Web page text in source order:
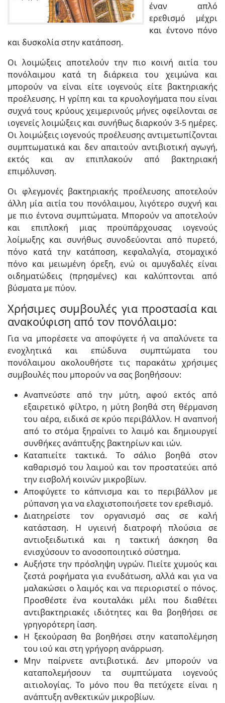
έναν απλό
ερεθισμό μέχρι
και έντονο πόνο
και δυσκολία στην κατάποση.
Οι λοιμώξεις αποτελούν την πιο κοινή αιτία του
πονόλαιμου κατά τη διάρκεια του χειμώνα και
μπορούν να είναι είτε ιογενούς είτε βακτηριακής
προέλευσης. Η γρίπη και τα κρυολογήματα που είναι
συχνά τους κρύους χειμερινούς μήνες οφείλονται σε
ιογενείς λοιμώξεις και συνήθως διαρκούν 3-5 ημέρες.
Οι λοιμώξεις ιογενούς προέλευσης αντιμετωπίζονται
συμπτωματικά και δεν απαιτούν αντιβιοτική αγωγή,
εκτός και αν επιπλακούν από βακτηριακή
επιμόλυνση.
Οι φλεγμονές βακτηριακής προέλευσης αποτελούν
άλλη μία αιτία του πονόλαιμου, λιγότερο συχνή και
με πιο έντονα συμπτώματα. Μπορούν να αποτελούν
και επιπλοκή μιας προϋπάρχουσας ιογενούς
λοίμωξης και συνήθως συνοδεύονται από πυρετό,
πόνο κατά την κατάποση, κεφαλαλγία, στομαχικό
πόνο και μειωμένη όρεξη, ενώ οι αμυγδαλές είναι
οιδηματώδεις (πρησμένες) και καλύπτονται από
βύσματα με πύον.
Χρήσιμες συμβουλές για προστασία και
ανακούφιση από τον πονόλαιμο:
Για να μπορέσετε να αποφύγετε ή να απαλύνετε τα
ενοχλητικά και επώδυνα συμπτώματα του
πονόλαιμου ακολουθήστε τις παρακάτω χρήσιμες
συμβουλές που μπορούν να σας βοηθήσουν:
Αναπνεύστε από την μύτη, αφού εκτός από
εξαιρετικό φίλτρο, η μύτη βοηθά στη θέρμανση
του αέρα, ειδικά σε κρύο περιβάλλον. Η αναπνοή
από το στόμα ξηραίνει το λαιμό και δημιουργεί
συνθήκες ανάπτυξης βακτηρίων και ιών.
Καταπιείτε τακτικά. Το σάλιο βοηθά στον
καθαρισμό του λαιμού και τον προστατεύει από
την εισβολή κοινών μικροβίων.
Αποφύγετε το κάπνισμα και το περιβάλλον με
ρύπανση για να ελαχιστοποιήσετε τον ερεθισμό.
Διατηρείστε τον οργανισμό σας σε καλή
κατάσταση. Η υγιεινή διατροφή πλούσια σε
αντιοξειδωτικά και η τακτική άσκηση θα
ενισχύσουν το ανοσοποιητικό σύστημα.
Αυξήστε την πρόσληψη υγρών. Πιείτε χυμούς και
ζεστά ροφήματα για ενυδάτωση, αλλά και για να
μαλακώσει ο λαιμός και να περιοριστεί ο πόνος.
Προσθέστε ένα κουταλάκι μέλι που διαθέτει
αντιβακτηριακές ιδιότητες και θα βοηθήσει σε
γρηγορότερη ίαση.
Η ξεκούραση θα βοηθήσει στην καταπολέμηση
του ιού και στη γρήγορη ανάρρωση.
Μην παίρνετε αντιβιοτικά. Δεν μπορούν να
καταπολεμήσουν τα συμπτώματα ιογενούς
αιτιολογίας. Το μόνο που θα πετύχετε είναι η
ανάπτυξη ανθεκτικών μικροβίων.